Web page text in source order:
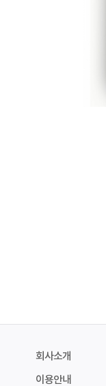
회사소개
이용안내